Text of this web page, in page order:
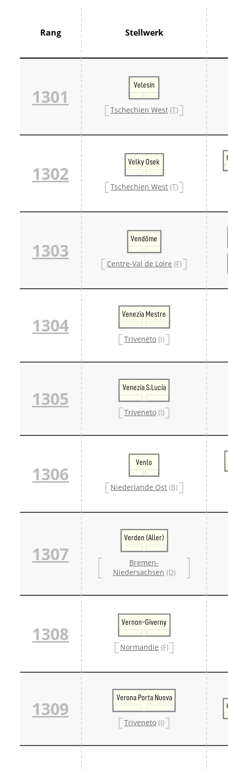
France
Italien
Schweiz
Rang Stellwerk
1301
Velesin
Tschechien West (T)
1302
Velky Osek
Tschechien West (T)
1303
Vendôme
Centre-Val de Loire (F)
1304
Venezia Mestre
Triveneto (I)
1305
Venezia S.Lucia
Triveneto (I)
1306
Venlo
Niederlande Ost (B)
1307
Verden (Aller)
Bremen-
Niedersachsen (D)
1308
Vernon-Giverny
Normandie (F)
1309
Verona Porta Nuova
Triveneto (I)